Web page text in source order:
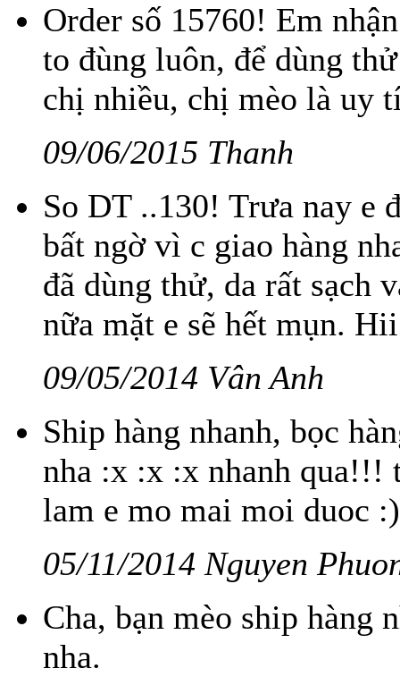
Order số 15760! Em
to đùng luôn, để dùng
chị nhiều, chị mèo là uy
09/06/2015 Thanh
So DT ..130! Trưa nay e
bất ngờ vì c giao hàng
đã dùng thử, da rất sạch
nữa mặt e sẽ hết mụn.
09/05/2014 Vân Anh
Ship hàng nhanh, bọc
nha :x :x :x nhanh qua!!!
lam e mo mai moi duoc
05/11/2014 Nguyen
Cha, bạn mèo ship hàng
nha.